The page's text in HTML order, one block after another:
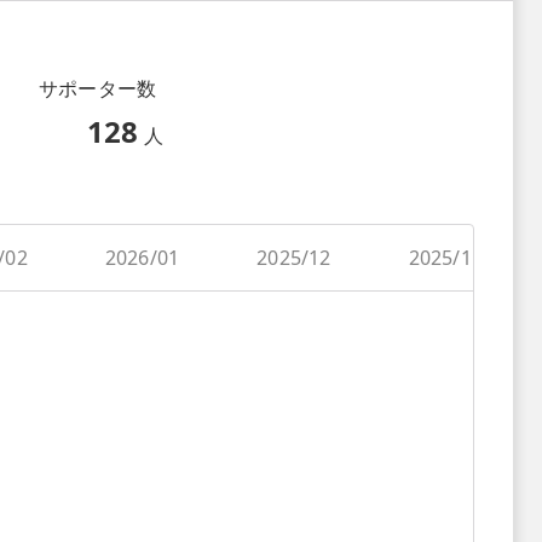
サポーター数
128 人
02 2026/01 2025/12 2025/11